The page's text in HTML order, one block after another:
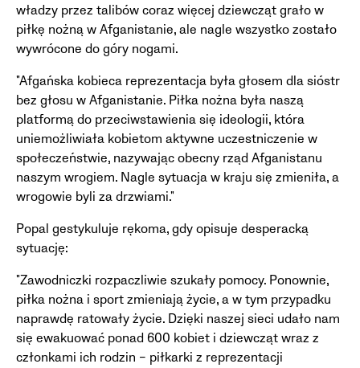
władzy przez talibów coraz więcej dziewcząt grało w
piłkę nożną w Afganistanie, ale nagle wszystko zostało
wywrócone do góry nogami.
"Afgańska kobieca reprezentacja była głosem dla sióstr
bez głosu w Afganistanie. Piłka nożna była naszą
platformą do przeciwstawienia się ideologii, która
uniemożliwiała kobietom aktywne uczestniczenie w
społeczeństwie, nazywając obecny rząd Afganistanu
naszym wrogiem. Nagle sytuacja w kraju się zmieniła, a
wrogowie byli za drzwiami."
Popal gestykuluje rękoma, gdy opisuje desperacką
sytuację:
"Zawodniczki rozpaczliwie szukały pomocy. Ponownie,
piłka nożna i sport zmieniają życie, a w tym przypadku
naprawdę ratowały życie. Dzięki naszej sieci udało nam
się ewakuować ponad 600 kobiet i dziewcząt wraz z
członkami ich rodzin – piłkarki z reprezentacji